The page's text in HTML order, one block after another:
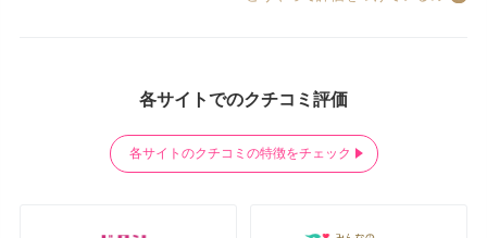
各サイトでのクチコミ評価
各サイトのクチコミの特徴をチェック